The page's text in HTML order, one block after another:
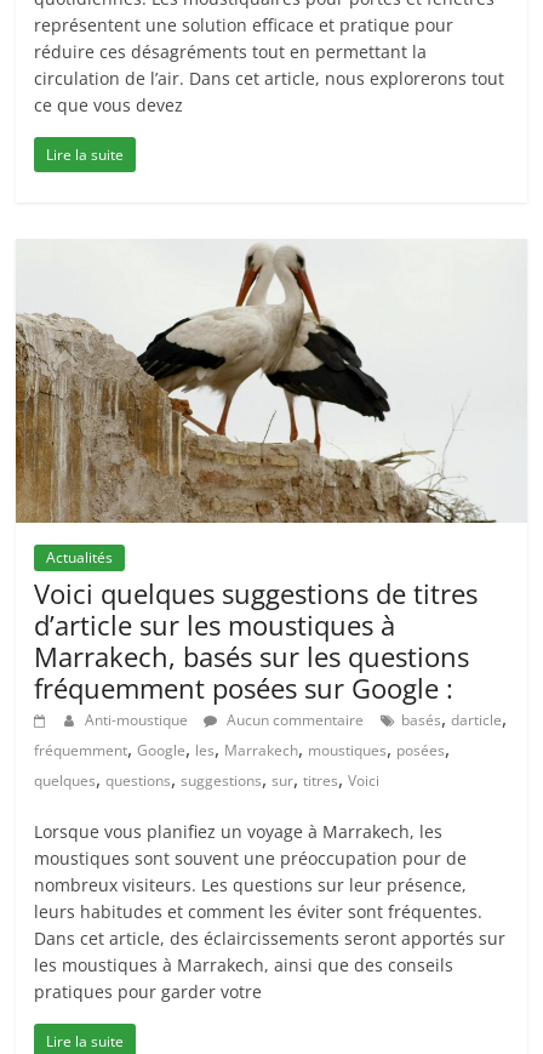
représentent une solution efficace et pratique pour
réduire ces désagréments tout en permettant la
circulation de l’air. Dans cet article, nous explorerons tout
ce que vous devez
Lire la suite
Actualités
Voici quelques suggestions de titres
d’article sur les moustiques à
Marrakech, basés sur les questions
fréquemment posées sur Google :
Anti-moustique Aucun commentaire basés,darticle,
fréquemment,Google, les, Marrakech, moustiques, posées,
quelques,questions,suggestions,sur,titres,Voici
Lorsque vous planifiez un voyage à Marrakech, les
moustiques sont souvent une préoccupation pour de
nombreux visiteurs. Les questions sur leur présence,
leurs habitudes et comment les éviter sont fréquentes.
Dans cet article, des éclaircissements seront apportés sur
les moustiques à Marrakech, ainsi que des conseils
pratiques pour garder votre
Lire la suite